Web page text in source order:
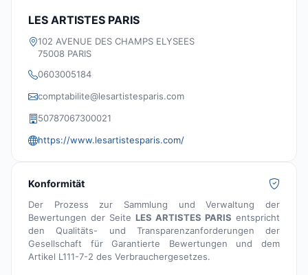
LES ARTISTES PARIS
102 AVENUE DES CHAMPS ELYSEES
75008 PARIS
0603005184
comptabilite@lesartistesparis.com
50787067300021
https://www.lesartistesparis.com/
Konformität
Der Prozess zur Sammlung und Verwaltung der
Bewertungen der Seite LES ARTISTES PARIS entspricht
den Qualitäts- und Transparenzanforderungen der
Gesellschaft für Garantierte Bewertungen und dem
Artikel L111-7-2 des Verbrauchergesetzes.